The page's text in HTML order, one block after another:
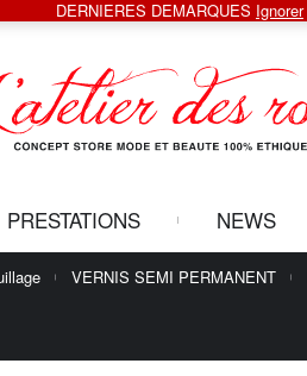
PRESTATIONS NEWS
VERNIS SEMI PERMANENT
DERNIERES DEMARQUES Ignorer